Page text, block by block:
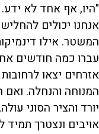
"היו, אף אחד לא
אנחנו יכולים
המשטר. אילו
עברו כמה חודשים
אזרחים יצאו
המנוחה והנחלה.
יורד והציר הסוני
אויבים ונצטרך תמיד